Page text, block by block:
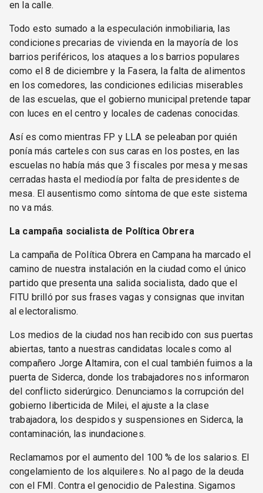
en la calle.
Todo esto sumado a la especulación inmobiliaria, las
condiciones precarias de vivienda en la mayoría de los
barrios periféricos, los ataques a los barrios populares
como el 8 de diciembre y la Fasera, la falta de alimentos
en los comedores, las condiciones edilicias miserables
de las escuelas, que el gobierno municipal pretende tapar
con luces en el centro y locales de cadenas conocidas.
Así es como mientras FP y LLA se peleaban por quién
ponía más carteles con sus caras en los postes, en las
escuelas no había más que 3 fiscales por mesa y mesas
cerradas hasta el mediodía por falta de presidentes de
mesa. El ausentismo como síntoma de que este sistema
no va más.
La campaña socialista de Política Obrera
La campaña de Política Obrera en Campana ha marcado el
camino de nuestra instalación en la ciudad como el único
partido que presenta una salida socialista, dado que el
FITU brilló por sus frases vagas y consignas que invitan
al electoralismo.
Los medios de la ciudad nos han recibido con sus puertas
abiertas, tanto a nuestras candidatas locales como al
compañero Jorge Altamira, con el cual también fuimos a la
puerta de Siderca, donde los trabajadores nos informaron
del conflicto siderúrgico. Denunciamos la corrupción del
gobierno liberticida de Milei, el ajuste a la clase
trabajadora, los despidos y suspensiones en Siderca, la
contaminación, las inundaciones.
Reclamamos por el aumento del 100 % de los salarios. El
congelamiento de los alquileres. No al pago de la deuda
con el FMI. Contra el genocidio de Palestina. Sigamos